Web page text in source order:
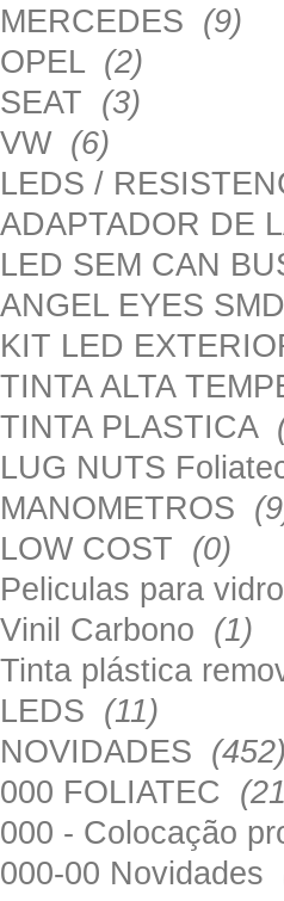
MERCEDES (9)
OPEL (2)
SEAT (3)
VW (6)
LEDS /
ADAPTADOR DE
LED SEM CAN
ANGEL EYES
KIT LED
TINTA ALTA
TINTA PLASTICA
LUG NUTS
MANOMETROS
LOW COST (0)
Peliculas para
Vinil Carbono (1)
Tinta plástica
LEDS (11)
NOVIDADES (452)
000 FOLIATEC
000 - Colocação
000-00 Novidades